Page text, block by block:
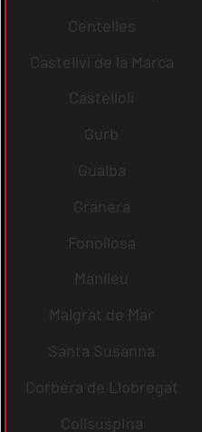
Centelles
Castellví de la Marca
Castellolí
Gurb
Gualba
Granera
Fonollosa
Manlleu
Malgrat de Mar
Santa Susanna
Corbera de Llobregat
Collsuspina